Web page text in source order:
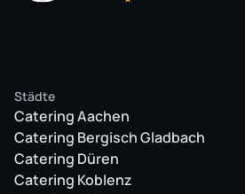
Städte
Catering Aachen
Catering Bergisch Gladbach
Catering Düren
Catering Koblenz